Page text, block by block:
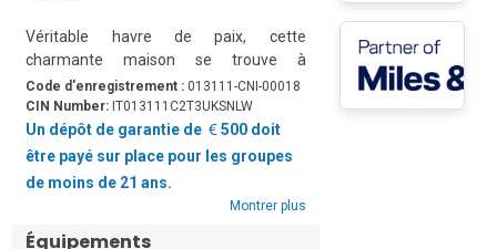
Véritable havre de paix, cette
charmante maison se trouve à
seulement 10 minutes en voiture de
Menaggio, l'une des villes du « Triangle
d'Or ». C'est le point de départ idéal pour
découvrir les plus belles attractions et
les lieux incontournables du lac de
Côme. Cette villa moderne de trois
Code d'enregistrement : 013111-CNI-00018
CIN Number: IT013111C2T3UKSNLW
Un dépôt de garantie de
500 doit
être payé sur place pour les groupes
de moins de 21 ans.
Montrer plus
Équipements